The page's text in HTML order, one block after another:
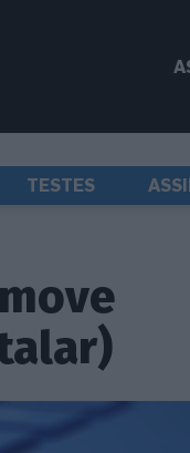
TESTES